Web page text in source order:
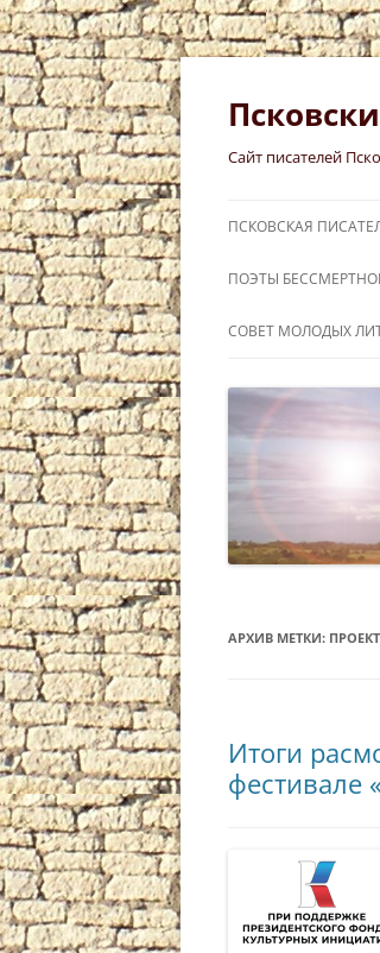
Перейти
Сайт писателей
ПСКОВСКАЯ
ПОЭТЫ
СОВЕТ МОЛОДЫХ
АРХИВ МЕТКИ:
Итоги
фестивале